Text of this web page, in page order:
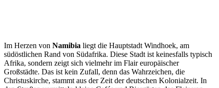
Im Herzen von Namibia liegt die Hauptstadt Windhoek, am
südöstlichen Rand von Südafrika. Diese Stadt ist keinesfalls typisch
Afrika, sondern zeigt sich vielmehr im Flair europäischer
Großstädte. Das ist kein Zufall, denn das Wahrzeichen, die
Christuskirche, stammt aus der Zeit der deutschen Kolonialzeit. In